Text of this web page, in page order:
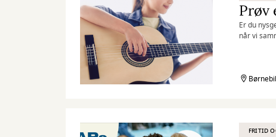
Prøv
Er du
når vi
FRITID